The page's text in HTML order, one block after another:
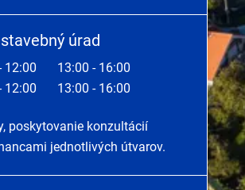
úrad
12:00
13:00 - 16:00
12:00 13:00 - 16:00
poskytovanie konzultácií
jednotlivých útvarov.